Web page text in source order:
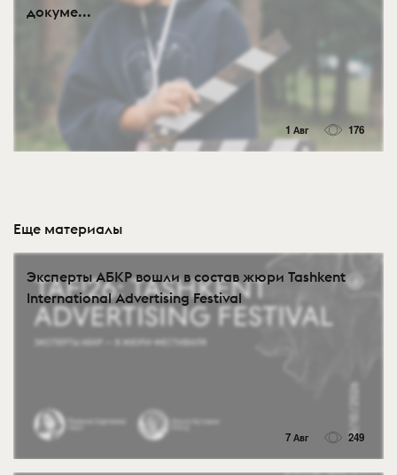
докуме...
1 Авг 176
Еще материалы
Эксперты АБКР вошли в состав жюри Tashkent
International Advertising Festival
7 Авг 249